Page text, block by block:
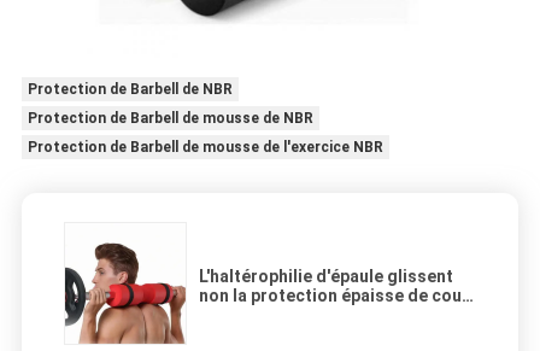
Protection de Barbell de NBR
Protection de Barbell de mousse de NBR
Protection de Barbell de mousse de l'exercice NBR
L'haltérophilie d'épaule glissent
non la protection épaisse de cou